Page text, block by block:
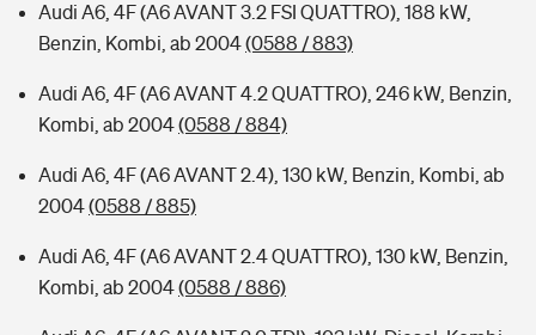
Audi A6, 4F (A6 AVANT 3.2 FSI QUATTRO), 188 kW,
Benzin, Kombi, ab 2004(0588 / 883)
Audi A6, 4F (A6 AVANT 4.2 QUATTRO), 246 kW, Benzin,
Kombi, ab 2004(0588 / 884)
Audi A6, 4F (A6 AVANT 2.4), 130 kW, Benzin, Kombi, ab
2004(0588 / 885)
Audi A6, 4F (A6 AVANT 2.4 QUATTRO), 130 kW, Benzin,
Kombi, ab 2004(0588 / 886)